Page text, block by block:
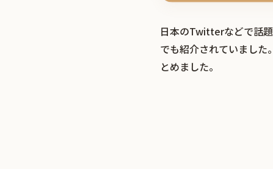
日本のTwitterなどで話
でも紹介されていました
とめました。